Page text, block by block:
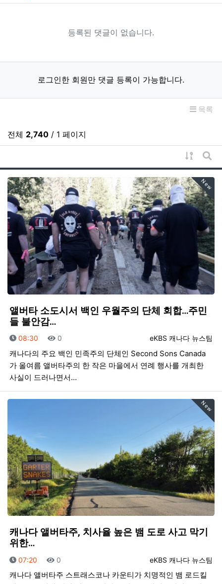
등록된 댓글이 없습니다.
로그인한 회원만 댓글 등록이 가능합니다.
목록
전체 2,740 / 1 페이지
게시물
게
New
앨버타 소도시서 백인 우월주의 단체 회합…주민
들 불안감…
등록자
eKBS 캐나다 뉴스팀
등록일
08:30 조회
0
캐나다의 주요 백인 민족주의 단체인 Second Sons Canada
가 올여름 앨버타주의 한 작은 마을에서 연례 행사를 개최한
사실이 드러나면서…
New
캐나다 앨버타주, 치사율 높은 뱀 도로 사고 막기
위한…
등록자
eKBS 캐나다 뉴스팀
등록일
07:20 조회
0
캐나다 앨버타주 스트래스코나 카운티가 치명적인 뱀 로드킬